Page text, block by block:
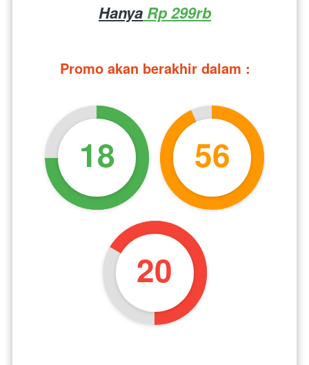
Hanya Rp 299rb
Promo akan berakhir dalam :
18 56
19